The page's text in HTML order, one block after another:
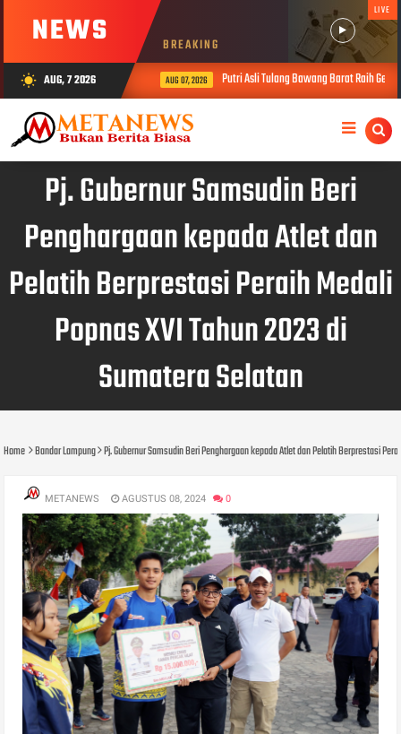
NEWS BREAKING
LIVE
wb_sunny AUG, 7 2026 AUG 07, 2026 Putri Asli Tulang Bawang Barat Raih
Pj. Gubernur Samsudin Beri
Penghargaan kepada Atlet dan
Pelatih Berprestasi Peraih Medali
Popnas XVI Tahun 2023 di
Sumatera Selatan
Home Bandar Lampung Pj. Gubernur Samsudin Beri Penghargaan kepada Atlet dan Pelatih Berprestasi
METANEWS AGUSTUS 08, 2024 0